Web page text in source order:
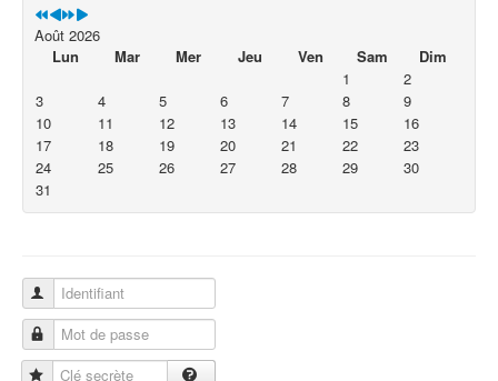
Août 2026
Lun
Mar Mer Jeu Ven Sam
Dim
1
2
3
4 5 6 7 8
9
10
11 12 13 14 15
16
17
18 19 20 21 22
23
24
25 26 27 28 29
30
31
Identifiant
Mot de passe
Clé secrète